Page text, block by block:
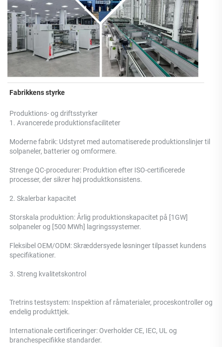
Fabrikkens styrke
Produktions- og driftsstyrker
1. Avancerede produktionsfaciliteter
Moderne fabrik: Udstyret med automatiserede produktionslinjer til
solpaneler, batterier og omformere.
Strenge QC-procedurer: Produktion efter ISO-certificerede
processer, der sikrer høj produktkonsistens.
2. Skalerbar kapacitet
Storskala produktion: Årlig produktionskapacitet på [1GW]
solpaneler og [500 MWh] lagringssystemer.
Fleksibel OEM/ODM: Skræddersyede løsninger tilpasset kundens
specifikationer.
3. Streng kvalitetskontrol
Tretrins testsystem: Inspektion af råmaterialer, proceskontroller og
endelig produkttjek.
Internationale certificeringer: Overholder CE, IEC, UL og
branchespecifikke standarder.